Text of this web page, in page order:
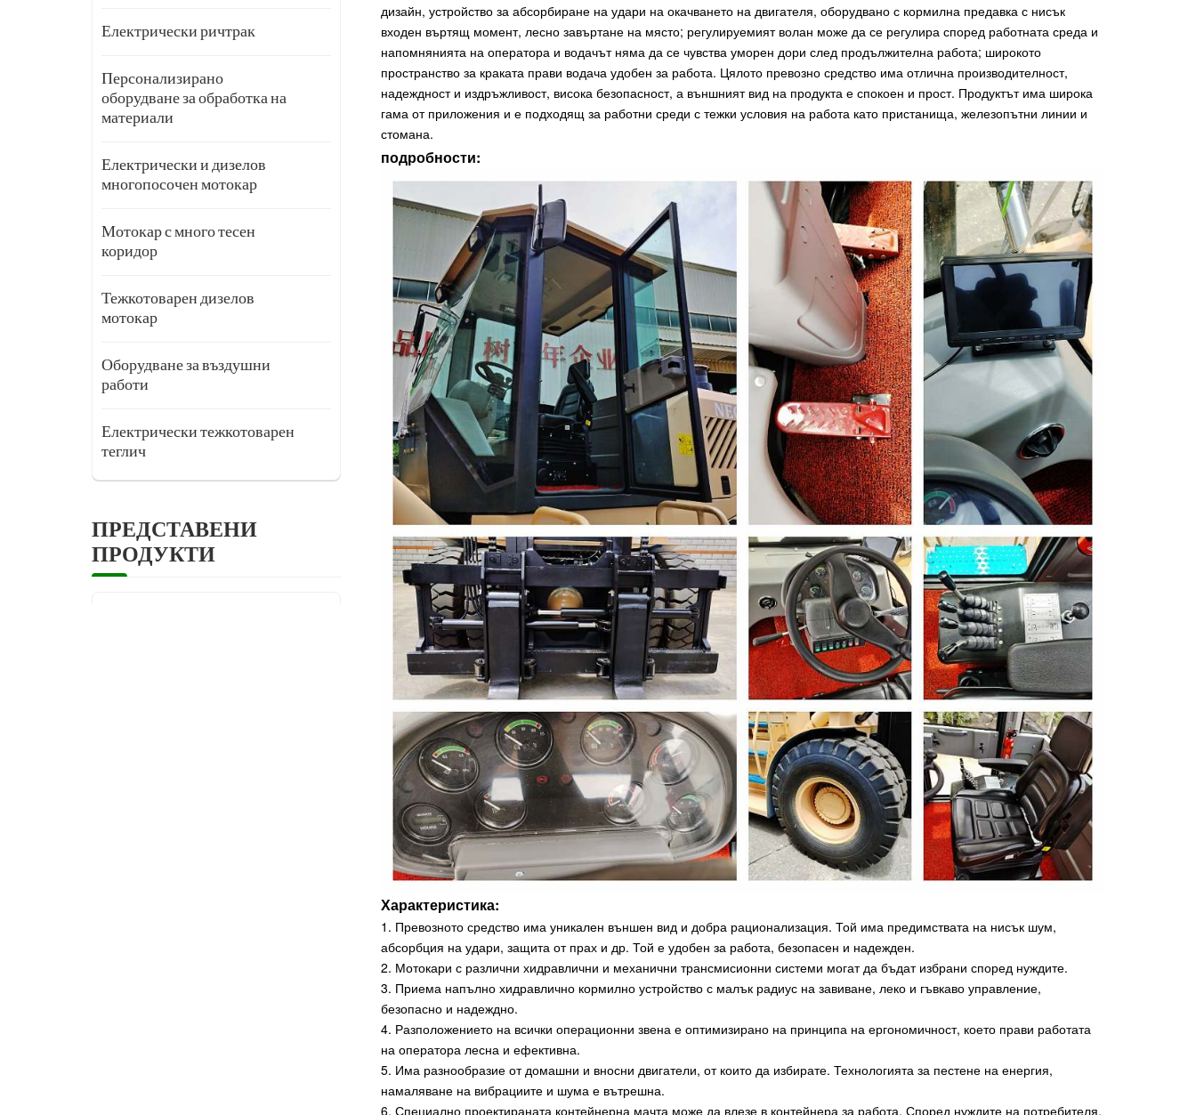
дизайн, устройство за абсорбиране на удари на окачването на двигателя, оборудвано с кормилна предавка с нисък
входен въртящ момент, лесно завъртане на място; регулируемият волан може да се регулира според работната среда и
напомнянията на оператора и водачът няма да се чувства уморен дори след продължителна работа; широкото
пространство за краката прави водача удобен за работа. Цялото превозно средство има отлична производителност,
надеждност и издръжливост, висока безопасност, а външният вид на продукта е спокоен и прост. Продуктът има широка
гама от приложения и е подходящ за работни среди с тежки условия на работа като пристанища, железопътни линии и
стомана.
подробности:
Характеристика:
1. Превозното средство има уникален външен вид и добра рационализация. Той има предимствата на нисък шум,
абсорбция на удари, защита от прах и др. Той е удобен за работа, безопасен и надежден.
2. Мотокари с различни хидравлични и механични трансмисионни системи могат да бъдат избрани според нуждите.
3. Приема напълно хидравлично кормилно устройство с малък радиус на завиване, леко и гъвкаво управление,
безопасно и надеждно.
4. Разположението на всички операционни звена е оптимизирано на принципа на ергономичност, което прави работата
на оператора лесна и ефективна.
5. Има разнообразие от домашни и вносни двигатели, от които да избирате. Технологията за пестене на енергия,
намаляване на вибрациите и шума е вътрешна.
6. Специално проектираната контейнерна мачта може да влезе в контейнера за работа. Според нуждите на потребителя,
Електрически ричтрак
Персонализирано
оборудване за обработка на
материали
Електрически и дизелов
многопосочен мотокар
Мотокар с много тесен
коридор
Тежкотоварен дизелов
мотокар
Оборудване за въздушни
работи
Електрически тежкотоварен
теглич
ПРЕДСТАВЕНИ
ПРОДУКТИ